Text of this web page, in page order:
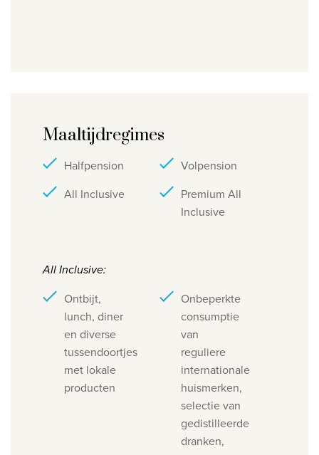
Maaltijdregimes
Halfpension
Volpension
All Inclusive
Premium All
Inclusive
​All Inclusive:
Ontbijt,
lunch, diner
en diverse
tussendoortjes
met lokale
producten
Onbeperkte
consumptie
van
reguliere
internationale
huismerken,
selectie van
gedistilleerde
dranken,